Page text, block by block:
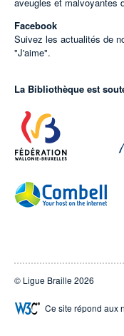
Facebook
Suivez les actualités de
"J'aime".
La Bibliothèque est
© Ligue Braille 2026
Ce site répond aux